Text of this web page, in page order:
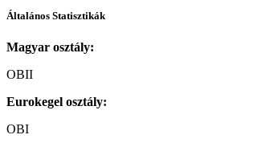
Általános Statisztikák
Magyar osztály:
OBII
Eurokegel osztály:
OBI